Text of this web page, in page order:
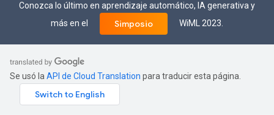
Conozca lo último en aprendizaje automático, IA generativa y
más en el
Simposio WiML 2023.
Se usó la API de Cloud Translation para traducir esta página.